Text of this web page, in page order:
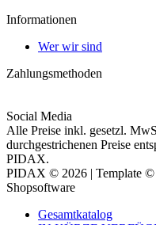
Informationen
Wer wir sind
Zahlungsmethoden
Social Media
Alle Preise inkl. gesetzl.
durchgestrichenen Preise
PIDAX.
PIDAX © 2026 | Template ©
Shopsoftware
Gesamtkatalog